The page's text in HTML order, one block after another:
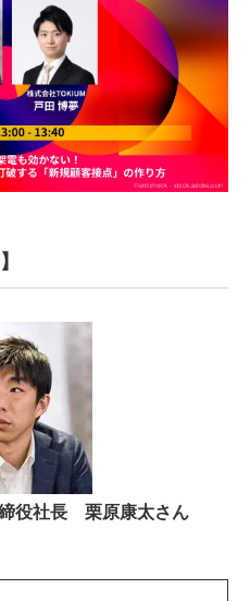
役社長 栗原康太さん